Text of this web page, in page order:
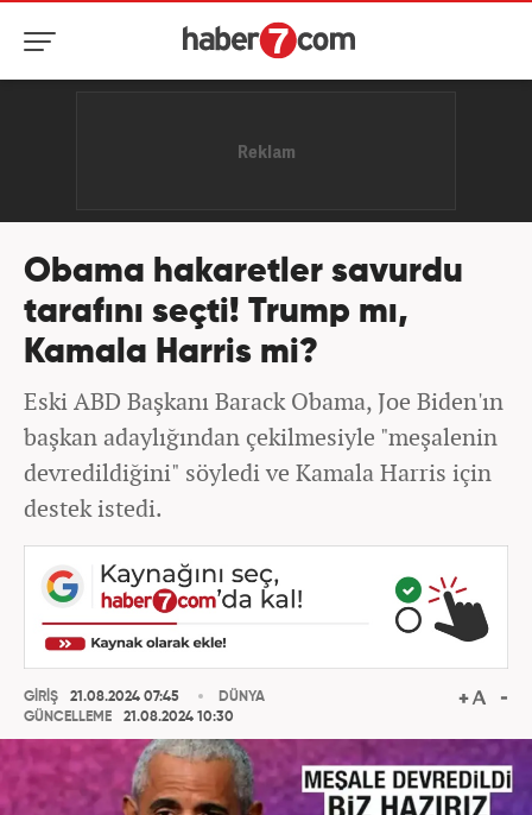
Obama hakaretler savurdu
tarafını seçti! Trump mı,
Kamala Harris mi?
Eski ABD Başkanı Barack Obama, Joe Biden'ın
başkan adaylığından çekilmesiyle "meşalenin
devredildiğini" söyledi ve Kamala Harris için
destek istedi.
GİRİŞ
21.08.2024 07:45
GÜNCELLEME
21.08.2024 10:30
DÜNYA